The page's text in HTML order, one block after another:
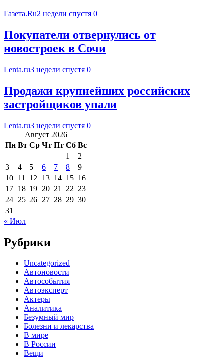
Газета.Ru2 недели спустя 0
Покупатели отвернулись от
новостроек в Сочи
Lenta.ru3 недели спустя 0
Продажи крупнейших российских
застройщиков упали
Lenta.ru3 недели спустя 0
Август 2026
Пн Вт Ср Чт Пт Сб Вс
1
2
3
4 5 6 7 8
9
10 11 12 13 14 15 16
17 18 19 20 21 22 23
24 25 26 27 28 29 30
31
« Июл
Рубрики
Uncategorized
Автоновости
Автособытия
Автоэксперт
Актеры
Аналитика
Безумный мир
Болезни и лекарства
В мире
В России
Вещи